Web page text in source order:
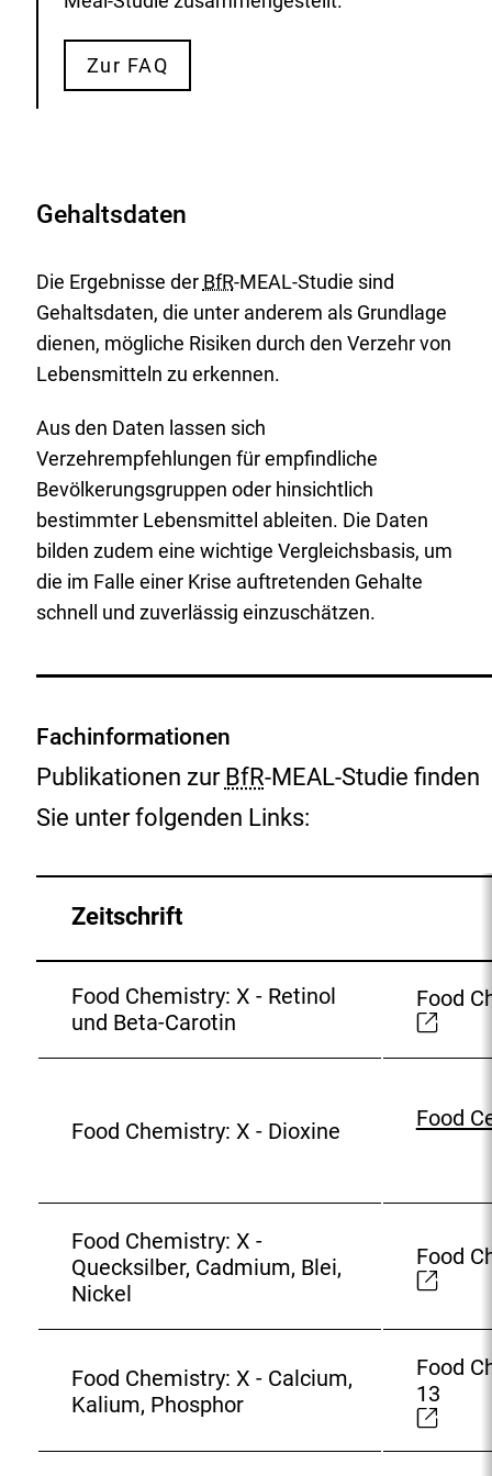
Zur FAQ
Gehaltsdaten
Die Ergebnisse der BfR-MEAL-Studie sind
Gehaltsdaten, die unter anderem als Grundlage
dienen, mögliche Risiken durch den Verzehr von
Lebensmitteln zu erkennen.
Aus den Daten lassen sich
Verzehrempfehlungen für empfindliche
Bevölkerungsgruppen oder hinsichtlich
bestimmter Lebensmittel ableiten. Die Daten
bilden zudem eine wichtige Vergleichsbasis, um
die im Falle einer Krise auftretenden Gehalte
schnell und zuverlässig einzuschätzen.
Fachinformationen
Publikationen zur BfR-MEAL-Studie finden
Sie unter folgenden Links:
Zeitschrift
Food Chemistry: X - Retinol
und Beta-Carotin
E
r
r
i
n
:
Food
Food Chemistry: X - Dioxine
E
e
n
e
i
n
k
:
Food
Food Chemistry: X -
Quecksilber, Cadmium, Blei,
Nickel
E
t
e
r
n
e
Food
Food Chemistry: X - Calcium,
Kalium, Phosphor
E
x
t
Food
13